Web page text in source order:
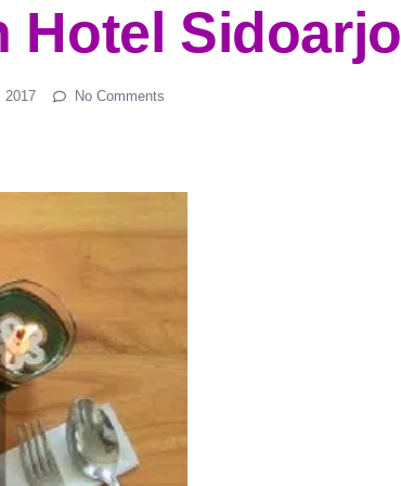
Hotel Sidoarjo
2017 No Comments